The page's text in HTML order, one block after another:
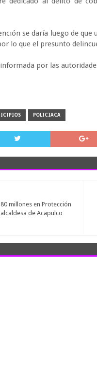
se daría luego de
lo que el presunto
por las
POLICIACA
millones en Protección
de Acapulco